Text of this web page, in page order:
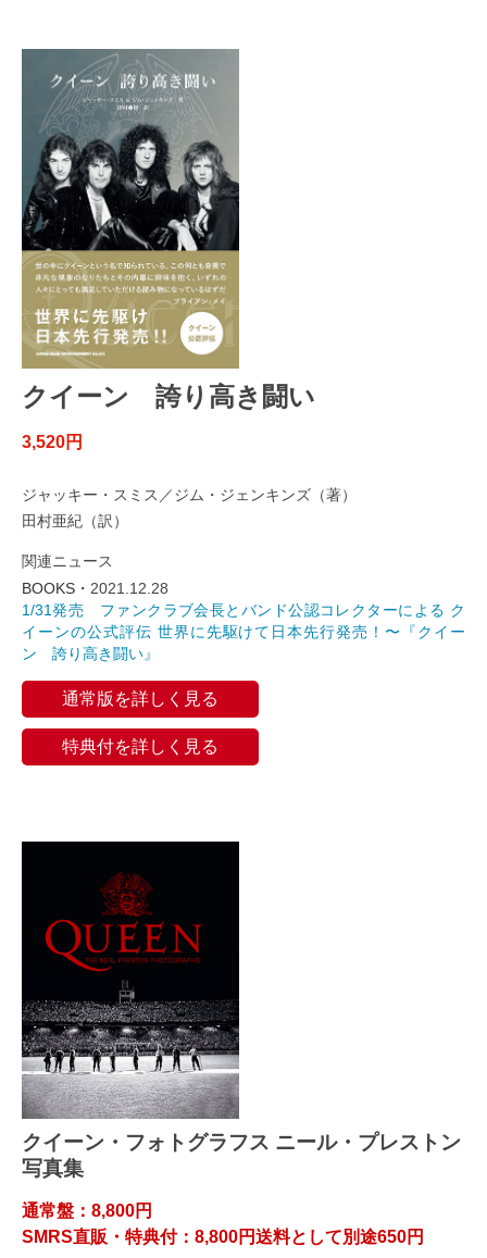
クイーン 誇り高き闘い
3,520円
ジャッキー・スミス／ジム・ジェンキンズ（著）
田村亜紀（訳）
関連ニュース
BOOKS・ 2021.12.28
1/31発売 ファンクラブ会長とバンド公認コレクターによる ク
イーンの公式評伝 世界に先駆けて日本先行発売！〜『クイー
ン 誇り高き闘い』
通常版を詳しく見る
特典付を詳しく見る
クイーン・フォトグラフス ニール・プレストン
写真集
通常盤：8,800円
SMRS直販・特典付：8,800円送料として別途650円